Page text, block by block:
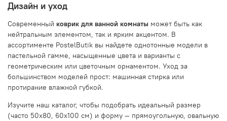
Дизайн и уход
Современный коврик для ванной комнаты может быть как
нейтральным элементом, так и ярким акцентом. В
ассортименте PostelButik вы найдете однотонные модели в
пастельной гамме, насыщенные цвета и варианты с
геометрическим или цветочным орнаментом. Уход за
большинством моделей прост: машинная стирка или
протирание влажной губкой.
Изучите наш каталог, чтобы подобрать идеальный размер
(часто 50x80, 60x100 см) и форму — прямоугольную, овальную